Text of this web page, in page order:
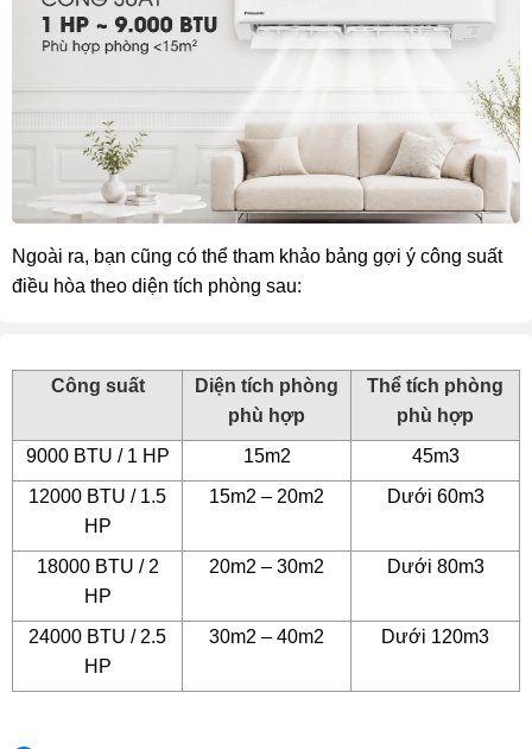
Ngoài ra, bạn cũng có thể tham khảo bảng gợi ý công suất
điều hòa theo diện tích phòng sau:
Công suất
Diện tích phòng
phù hợp
Thể tích phòng
phù hợp
9000 BTU / 1 HP
15m2
45m3
12000 BTU / 1.5
HP
15m2 – 20m2 Dưới 60m3
18000 BTU / 2
HP
20m2 – 30m2 Dưới 80m3
24000 BTU / 2.5
HP
30m2 – 40m2 Dưới 120m3